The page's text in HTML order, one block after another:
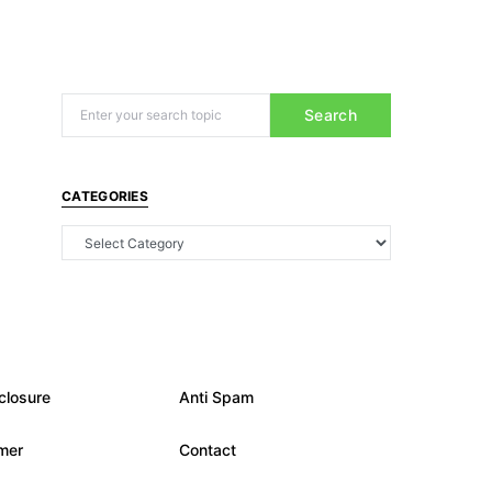
Search
CATEGORIES
Anti Spam
Contact